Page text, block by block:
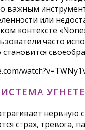
важным
или
контексте
часто
становится
нервную
страх, тревога,